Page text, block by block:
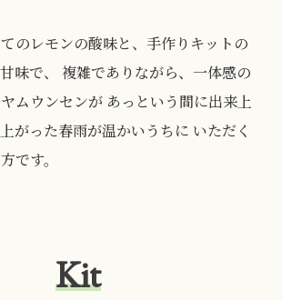
のレモンの酸味と、手作りキットの
味で、
複雑でありながら、一体感の
ムウンセンがあっという間に出来上
がった春雨が温かいうちに いただく
です。
Kit